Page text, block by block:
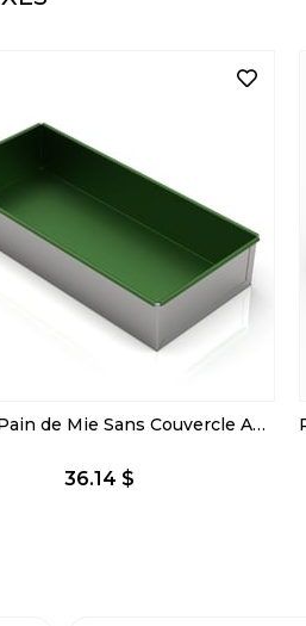
Moule à Pain de Mie Sans Couvercle Anti-Adhésifs 20x43x6 cm
36.14 $